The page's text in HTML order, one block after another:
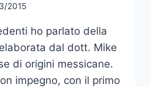
2015
ho parlato della
dal dott. Mike
di origini messicane.
impegno, con il primo